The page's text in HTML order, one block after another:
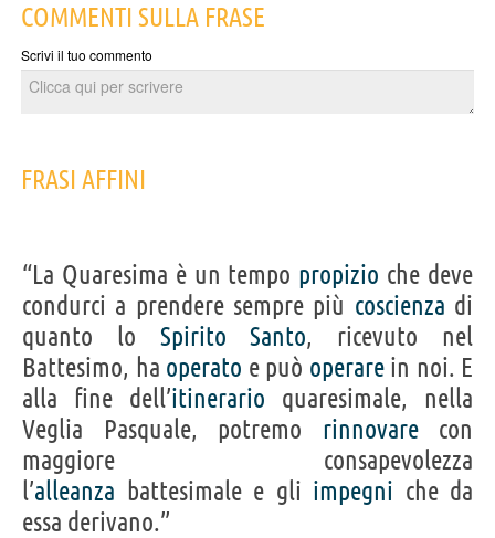
COMMENTI SULLA FRASE
Scrivi il tuo commento
FRASI AFFINI
“La Quaresima è un tempo propizio che deve
condurci a prendere sempre più coscienza di
quanto lo Spirito Santo, ricevuto nel
Battesimo, ha operato e può operarein noi. E
alla fine dell’itinerario quaresimale, nella
Veglia Pasquale, potremo rinnovarecon
maggiore consapevolezza
l’alleanza battesimale e gli impegni che da
essa derivano.”